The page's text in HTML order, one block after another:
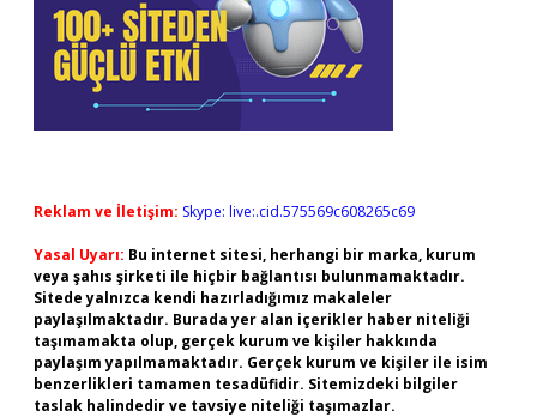
Reklam ve İletişim: Skype: live:.cid.575569c608265c69
Yasal Uyarı: Bu internet sitesi, herhangi bir marka, kurum
veya şahıs şirketi ile hiçbir bağlantısı bulunmamaktadır.
Sitede yalnızca kendi hazırladığımız makaleler
paylaşılmaktadır. Burada yer alan içerikler haber niteliği
taşımamakta olup, gerçek kurum ve kişiler hakkında
paylaşım yapılmamaktadır. Gerçek kurum ve kişiler ile isim
benzerlikleri tamamen tesadüfidir. Sitemizdeki bilgiler
taslak halindedir ve tavsiye niteliği taşımazlar.